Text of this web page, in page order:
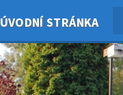
ÚVODNÍ STRÁNKA